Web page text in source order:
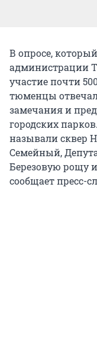
В опросе,
администрации
участие почти
тюменцы
замечания и
городских
называли сквер
Семейный,
Березовую рощу
сообщает пресс-